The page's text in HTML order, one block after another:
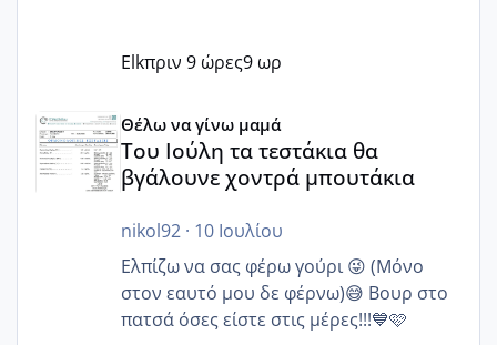
Elkπριν 9 ώρες9 ωρ
Θέλω να γίνω μαμά
Του Ιούλη τα τεστάκια θα
βγάλουνε χοντρά μπουτάκια
nikol92· 10 Ιουλίου
Ελπίζω να σας φέρω γούρι 😜 (Μόνο
στον εαυτό μου δε φέρνω)😅 Βουρ στο
πατσά όσες είστε στις μέρες!!!💙🩷